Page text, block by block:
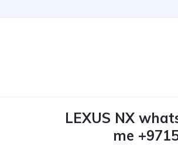
2023 LEXUS NX
me